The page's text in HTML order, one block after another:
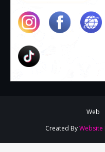
Web
Created ByWebsite